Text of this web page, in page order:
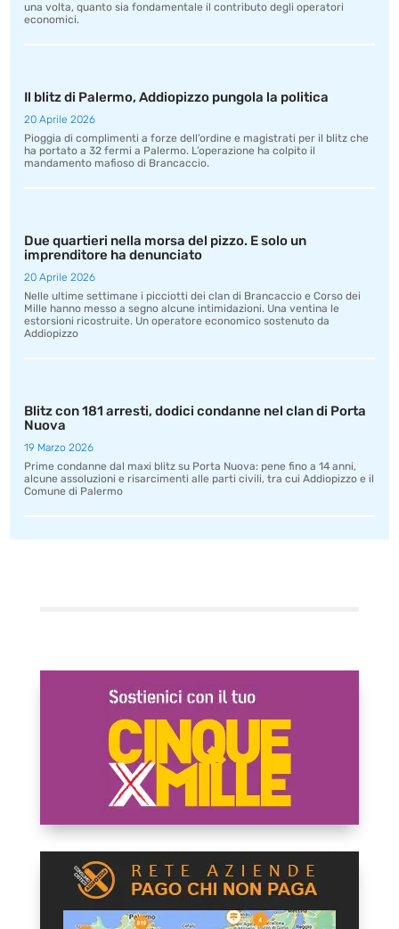
una volta, quanto sia fondamentale il contributo degli operatori
economici.
Il blitz di Palermo, Addiopizzo pungola la politica
20 Aprile 2026
Pioggia di complimenti a forze dell’ordine e magistrati per il blitz che
ha portato a 32 fermi a Palermo. L’operazione ha colpito il
mandamento mafioso di Brancaccio.
Due quartieri nella morsa del pizzo. E solo un
imprenditore ha denunciato
20 Aprile 2026
Nelle ultime settimane i picciotti dei clan di Brancaccio e Corso dei
Mille hanno messo a segno alcune intimidazioni. Una ventina le
estorsioni ricostruite. Un operatore economico sostenuto da
Addiopizzo
Blitz con 181 arresti, dodici condanne nel clan di Porta
Nuova
19 Marzo 2026
Prime condanne dal maxi blitz su Porta Nuova: pene fino a 14 anni,
alcune assoluzioni e risarcimenti alle parti civili, tra cui Addiopizzo e il
Comune di Palermo